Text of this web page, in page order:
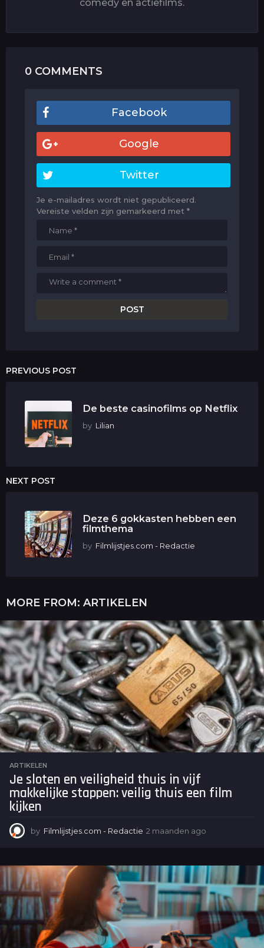
comedy en actiefilms.
0 COMMENTS
Facebook
Google
Twitter
Je e-mailadres wordt niet gepubliceerd.
Vereiste velden zijn gemarkeerd met *
PREVIOUS POST
De beste casinofilms op Netflix
by Lilian
NEXT POST
Deze 6 gokkasten hebben een
filmthema
by Filmlijstjes.com - Redactie
MORE FROM: ARTIKELEN
ARTIKELEN
Je sloten en veiligheid thuis in vijf
makkelijke stappen: veilig thuis een film
kijken
by Filmlijstjes.com - Redactie 2 maanden ago
a
n
d
n
a
g
o